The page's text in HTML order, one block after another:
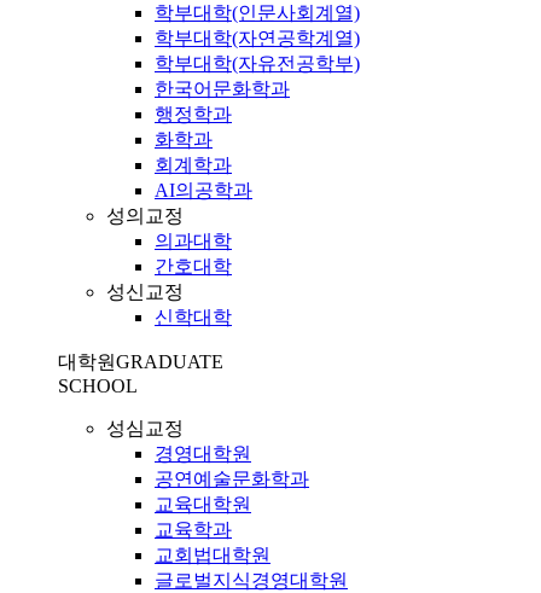
학부대학(인문사회계열)
학부대학(자연공학계열)
학부대학(자유전공학부)
한국어문화학과
행정학과
화학과
회계학과
AI의공학과
성의교정
의과대학
간호대학
성신교정
신학대학
대학원GRADUATE
SCHOOL
성심교정
경영대학원
공연예술문화학과
교육대학원
교육학과
교회법대학원
글로벌지식경영대학원